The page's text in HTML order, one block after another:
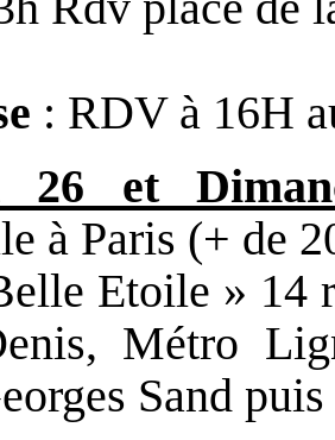
: RDV à 16H
26 et
à Paris (+ de
Etoile » 14
Métro
Sand